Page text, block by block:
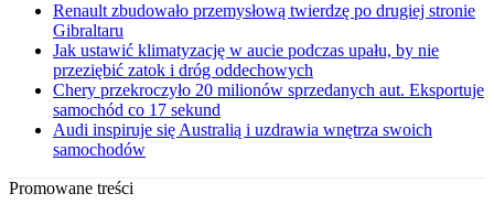
Renault zbudowało przemysłową twierdzę po drugiej stronie
Gibraltaru
Jak ustawić klimatyzację w aucie podczas upału, by nie
przeziębić zatok i dróg oddechowych
Chery przekroczyło 20 milionów sprzedanych aut. Eksportuje
samochód co 17 sekund
Audi inspiruje się Australią i uzdrawia wnętrza swoich
samochodów
Promowane treści